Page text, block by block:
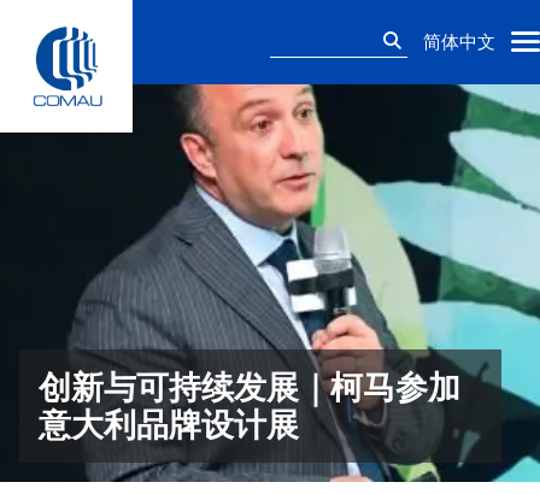
content
简体中文
创新与可持续发展｜柯马参加
意大利品牌设计展